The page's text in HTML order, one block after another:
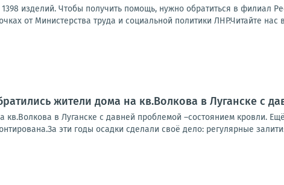
изделий. Чтобы получить помощь, нужно обратиться в филиал
от Министерства труда и социальной политики ЛНР.Читайте нас
жители дома на кв.Волкова в Луганске с
кв.Волкова в Луганске с давней проблемой –состоянием кровли.
эти годы осадки сделали своё дело: регулярные